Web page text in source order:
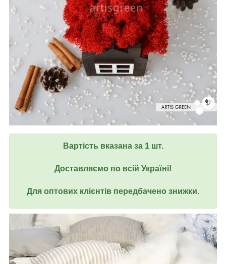
Вартість вказана за 1 шт.
Доставляємо по всій Україні!
Для оптових клієнтів передбачено знижки.